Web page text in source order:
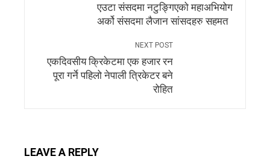
एउटा संसदमा नटुङ्गिएको महाअभियोग
अर्को संसदमा लैजान सांसदहरु सहमत
NEXT POST
एकदिवसीय क्रिकेटमा एक हजार रन
पूरा गर्ने पहिलो नेपाली त्रिकेटर बने
रोहित
LEAVE A REPLY